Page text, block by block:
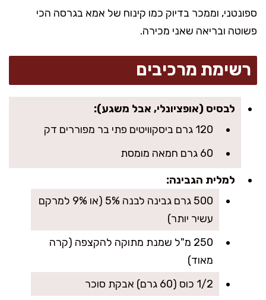
ספונטני, וממכר בדיוק כמו קינוח של אמא בגרסה הכי
פשוטה ובריאה שאני מכירה.
רשימת מרכיבים
לבסיס (אופציונלי, אבל משגע):
120 גרם ביסקוויטים פתי בר מפוררים דק
60 גרם חמאה מומסת
למלית הגבינה:
500 גרם גבינה לבנה 5% (או 9% למרקם
עשיר יותר)
250 מ"ל שמנת מתוקה להקצפה (קרה
מאוד)
1/2 כוס (60 גרם) אבקת סוכר